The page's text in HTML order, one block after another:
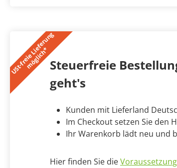
U
S
t
-
f
r
e
i
e
L
i
e
f
e
r
u
n
g
m
ö
g
l
i
c
h
*Steuerfreie
geht's
Kunden mit Lieferland
Im Checkout setzen Sie den
Ihr Warenkorb lädt neu und
Hier finden Sie die